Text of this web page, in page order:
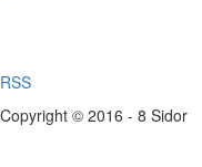
RSS
Copyright © 2016 - 8 Sidor